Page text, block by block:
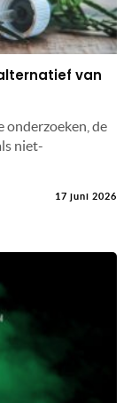
van
onderzoeken, de
niet-
17 juni 2026